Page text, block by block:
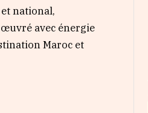
national,
œuvré avec énergie
Maroc et